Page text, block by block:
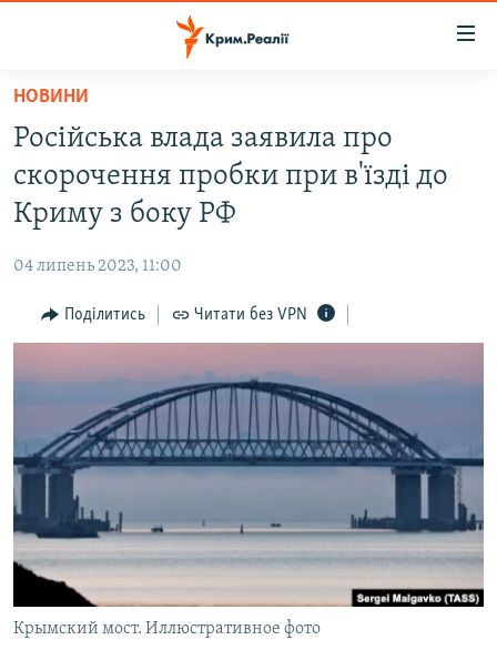
Перейти
основного
матеріалу
Перейти
до
основної
Перейти
до
ВІДЕО ТА ФОТО
БЛОГИ
ПОГЛЯД
ВСЕ ЗА ДЕНЬ
СПЕЦПРОЕКТИ
ДЕПОРТАЦІЯ
ВІДЕОУРОКИ «ELIFBE»
СВІДЧЕННЯ ОКУПАЦІЇ
УКРАЇНСЬКА ПРОБЛЕМА КРИМУ
ІНФОГРАФІКА
ЯК ОБІЙТИ БЛОКУВАННЯ
Русский
Qırımtatar
ДОЛУЧАЙСЯ!
НОВИНИ
Російська влада заявила про
скорочення пробки при в'їзді до
Криму з боку РФ
04 липень 2023, 11:00
Поділитись Читати без VPN
Крымский мост. Иллюстративное фото